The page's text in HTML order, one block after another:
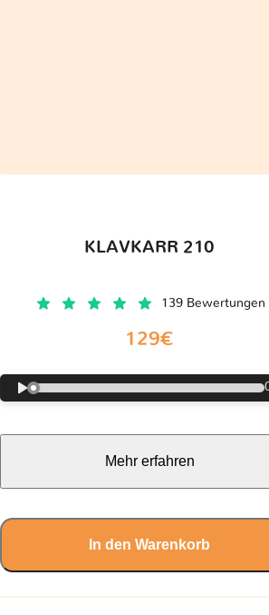
KLAVKARR 210
139 Bewertungen
129€
Mehr erfahren
In den Warenkorb